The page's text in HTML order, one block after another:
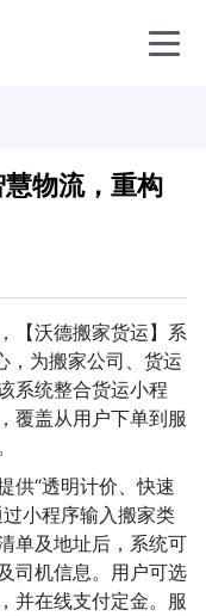
物流，重构
【沃德搬家货运】系
，为搬家公司、货运
系统整合货运小程
覆盖从用户下单到服
供“透明计价、快速
小程序输入搬家类
单及地址后，系统可
司机信息。用户可选
并在线支付定金。服